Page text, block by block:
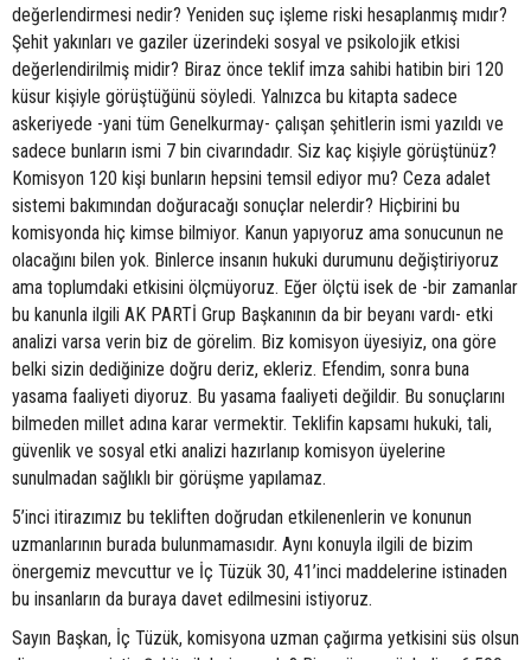
değerlendirmesi nedir? Yeniden suç işleme riski hesaplanmış mıdır?
Şehit yakınları ve gaziler üzerindeki sosyal ve psikolojik etkisi
değerlendirilmiş midir? Biraz önce teklif imza sahibi hatibin biri 120
küsur kişiyle görüştüğünü söyledi. Yalnızca bu kitapta sadece
askeriyede -yani tüm Genelkurmay- çalışan şehitlerin ismi yazıldı ve
sadece bunların ismi 7 bin civarındadır. Siz kaç kişiyle görüştünüz?
Komisyon 120 kişi bunların hepsini temsil ediyor mu? Ceza adalet
sistemi bakımından doğuracağı sonuçlar nelerdir? Hiçbirini bu
komisyonda hiç kimse bilmiyor. Kanun yapıyoruz ama sonucunun ne
olacağını bilen yok. Binlerce insanın hukuki durumunu değiştiriyoruz
ama toplumdaki etkisini ölçmüyoruz. Eğer ölçtü isek de -bir zamanlar
bu kanunla ilgili AK PARTİ Grup Başkanının da bir beyanı vardı- etki
analizi varsa verin biz de görelim. Biz komisyon üyesiyiz, ona göre
belki sizin dediğinize doğru deriz, ekleriz. Efendim, sonra buna
yasama faaliyeti diyoruz. Bu yasama faaliyeti değildir. Bu sonuçlarını
bilmeden millet adına karar vermektir. Teklifin kapsamı hukuki, tali,
güvenlik ve sosyal etki analizi hazırlanıp komisyon üyelerine
sunulmadan sağlıklı bir görüşme yapılamaz.
5’inci itirazımız bu tekliften doğrudan etkilenenlerin ve konunun
uzmanlarının burada bulunmamasıdır. Aynı konuyla ilgili de bizim
önergemiz mevcuttur ve İç Tüzük 30, 41’inci maddelerine istinaden
bu insanların da buraya davet edilmesini istiyoruz.
Sayın Başkan, İç Tüzük, komisyona uzman çağırma yetkisini süs olsun